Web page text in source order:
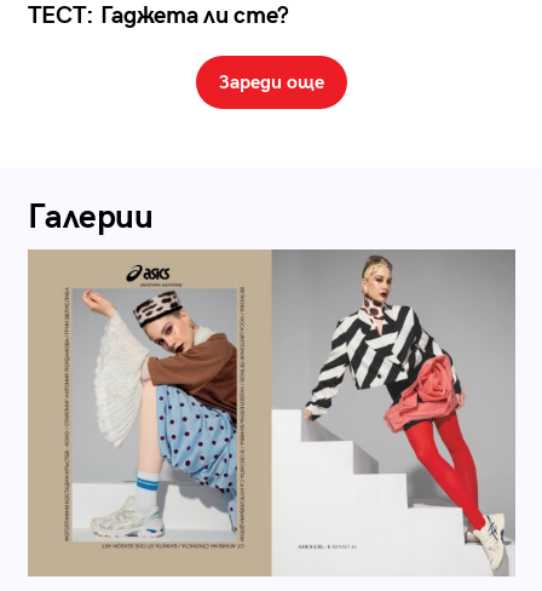
ТЕСТ: Гаджета ли сте?
Зареди още
Галерии